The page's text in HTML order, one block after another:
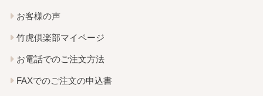
お客様の声
竹虎倶楽部マイページ
お電話でのご注文方法
FAXでのご注文の申込書